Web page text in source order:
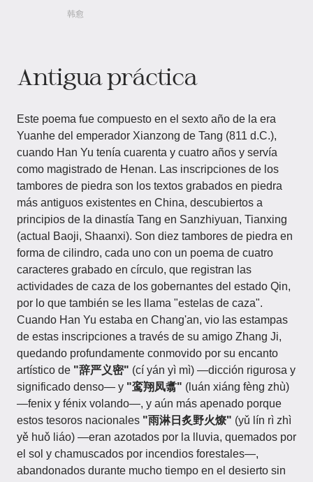
韩愈
Antigua práctica
Este poema fue compuesto en el sexto año de la era
Yuanhe del emperador Xianzong de Tang (811 d.C.),
cuando Han Yu tenía cuarenta y cuatro años y servía
como magistrado de Henan. Las inscripciones de los
tambores de piedra son los textos grabados en piedra
más antiguos existentes en China, descubiertos a
principios de la dinastía Tang en Sanzhiyuan, Tianxing
(actual Baoji, Shaanxi). Son diez tambores de piedra en
forma de cilindro, cada uno con un poema de cuatro
caracteres grabado en círculo, que registran las
actividades de caza de los gobernantes del estado Qin,
por lo que también se les llama "estelas de caza".
Cuando Han Yu estaba en Chang'an, vio las estampas
de estas inscripciones a través de su amigo Zhang Ji,
quedando profundamente conmovido por su encanto
artístico de "辞严义密" (cí yán yì mì) —dicción rigurosa y
significado denso— y "鸾翔凤翥" (luán xiáng fèng zhù)
—fenix y fénix volando—, y aún más apenado porque
estos tesoros nacionales "雨淋日炙野火燎" (yǔ lín rì zhì
yě huǒ liáo) —eran azotados por la lluvia, quemados por
el sol y chamuscados por incendios forestales—,
abandonados durante mucho tiempo en el desierto sin